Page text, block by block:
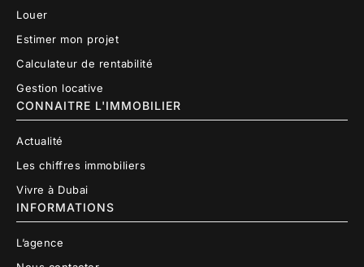
Louer
Estimer mon projet
Calculateur de rentabilité
Gestion locative
CONNAITRE L'IMMOBILIER
Actualité
Les chiffres immobiliers
Vivre à Dubai
INFORMATIONS
L’agence